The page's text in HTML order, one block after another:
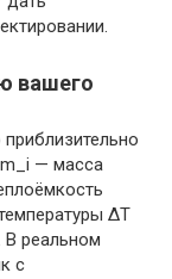
вашего
m_i — масса
ΔT
В реальном
с